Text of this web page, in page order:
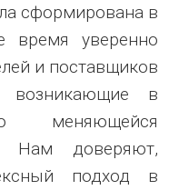
сформирована в
время уверенно
и поставщиков
возникающие в
меняющейся
Нам доверяют,
подход в